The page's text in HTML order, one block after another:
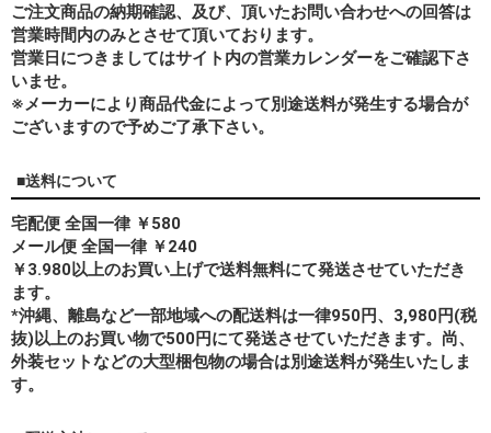
ご注文商品の納期確認、及び、頂いたお問い合わせへの回答は
営業時間内のみとさせて頂いております。
営業日につきましてはサイト内の営業カレンダーをご確認下さ
いませ。
※メーカーにより商品代金によって別途送料が発生する場合が
ございますので予めご了承下さい。
■送料について
宅配便 全国一律 ￥580
メール便 全国一律 ￥240
￥3.980以上のお買い上げで送料無料にて発送させていただき
ます。
*沖縄、離島など一部地域への配送料は一律950円、3,980円(税
抜)以上のお買い物で500円にて発送させていただきます。尚、
外装セットなどの大型梱包物の場合は別途送料が発生いたしま
す。